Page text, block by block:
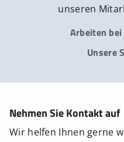
unseren
Arbeiten
Unsere
Nehmen Sie Kontakt auf
Wir helfen Ihnen gerne